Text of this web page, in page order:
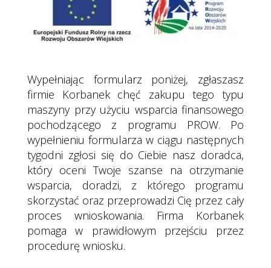
Wypełniając formularz poniżej, zgłaszasz
firmie Korbanek chęć zakupu tego typu
maszyny przy użyciu wsparcia finansowego
pochodzącego z programu PROW.
Po
wypełnieniu formularza w ciągu następnych
tygodni zgłosi się do Ciebie nasz doradca,
który oceni Twoje szanse na otrzymanie
wsparcia, doradzi, z którego programu
skorzystać oraz przeprowadzi Cię przez cały
proces wnioskowania. Firma Korbanek
pomaga w prawidłowym przejściu przez
procedurę wniosku.